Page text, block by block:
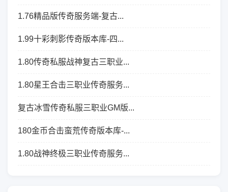
1.76精品版传奇服务端-复古...
1.99十彩刺影传奇版本库-四...
1.80传奇私服战神复古三职业...
1.80星王合击三职业传奇服务...
复古冰雪传奇私服三职业GM版...
180金币合击蛮荒传奇版本库-...
1.80战神终极三职业传奇服务...